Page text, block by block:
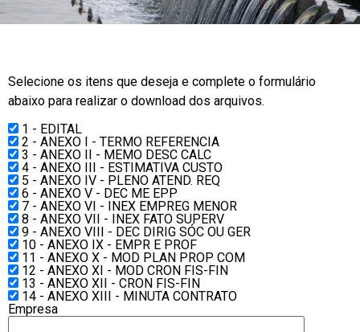
Selecione os itens que deseja e complete o formulário
abaixo para realizar o download dos arquivos.
1 - EDITAL
2 - ANEXO I - TERMO REFERENCIA
3 - ANEXO II - MEMO DESC CALC
4 - ANEXO III - ESTIMATIVA CUSTO
5 - ANEXO IV - PLENO ATEND. REQ
6 - ANEXO V - DEC ME EPP
7 - ANEXO VI - INEX EMPREG MENOR
8 - ANEXO VII - INEX FATO SUPERV
9 - ANEXO VIII - DEC DIRIG SÓC OU GER
10 - ANEXO IX - EMPR E PROF
11 - ANEXO X - MOD PLAN PROP COM
12 - ANEXO XI - MOD CRON FIS-FIN
13 - ANEXO XII - CRON FIS-FIN
14 - ANEXO XIII - MINUTA CONTRATO
Empresa